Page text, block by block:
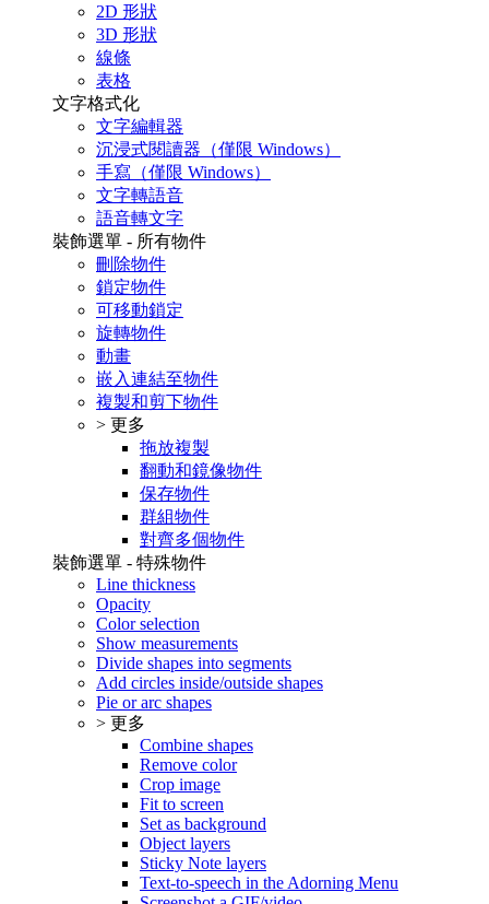
2D 形狀
3D 形狀
線條
表格
文字格式化
文字編輯器
沉浸式閱讀器（僅限 Windows）
手寫（僅限 Windows）
文字轉語音
語音轉文字
裝飾選單 - 所有物件
刪除物件
鎖定物件
可移動鎖定
旋轉物件
動畫
嵌入連結至物件
複製和剪下物件
> 更多
拖放複製
翻動和鏡像物件
保存物件
群組物件
對齊多個物件
裝飾選單 - 特殊物件
Line thickness
Opacity
Color selection
Show measurements
Divide shapes into segments
Add circles inside/outside shapes
Pie or arc shapes
> 更多
Combine shapes
Remove color
Crop image
Fit to screen
Set as background
Object layers
Sticky Note layers
Text-to-speech in the Adorning Menu